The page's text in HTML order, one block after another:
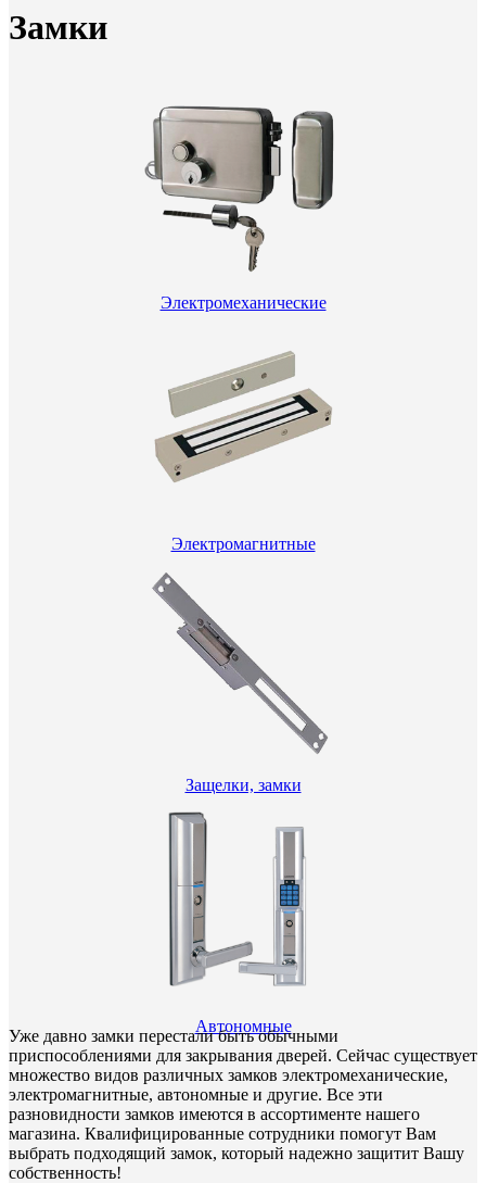
Замки
Электромеханические
Электромагнитные
Защелки, замки
Автономные
Уже давно замки перестали быть обычными
приспособлениями для закрывания дверей. Сейчас существует
множество видов различных замков электромеханические,
электромагнитные, автономные и другие. Все эти
разновидности замков имеются в ассортименте нашего
магазина. Квалифицированные сотрудники помогут Вам
выбрать подходящий замок, который надежно защитит Вашу
собственность!